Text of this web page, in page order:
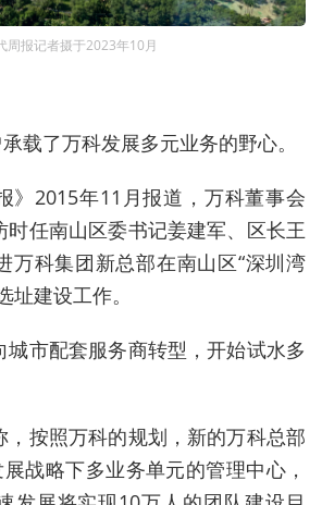
周报记者摄于2023年10月
载了万科发展多元业务的野心。
》2015年11月报道，万科董事会
时任南山区委书记姜建军、区长王
万科集团新总部在南山区“深圳湾
址建设工作。
城市配套服务商转型，开始试水多
，按照万科的规划，新的万科总部
战略下多业务单元的管理中心，